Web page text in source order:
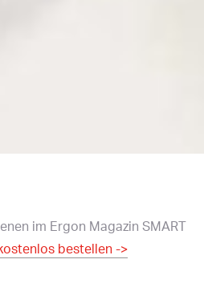
im Ergon Magazin SMART
bestellen ->